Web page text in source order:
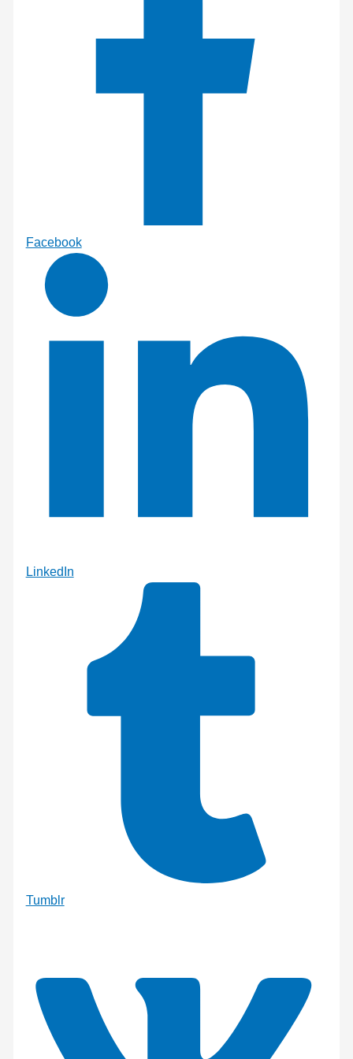
Facebook
LinkedIn
Tumblr